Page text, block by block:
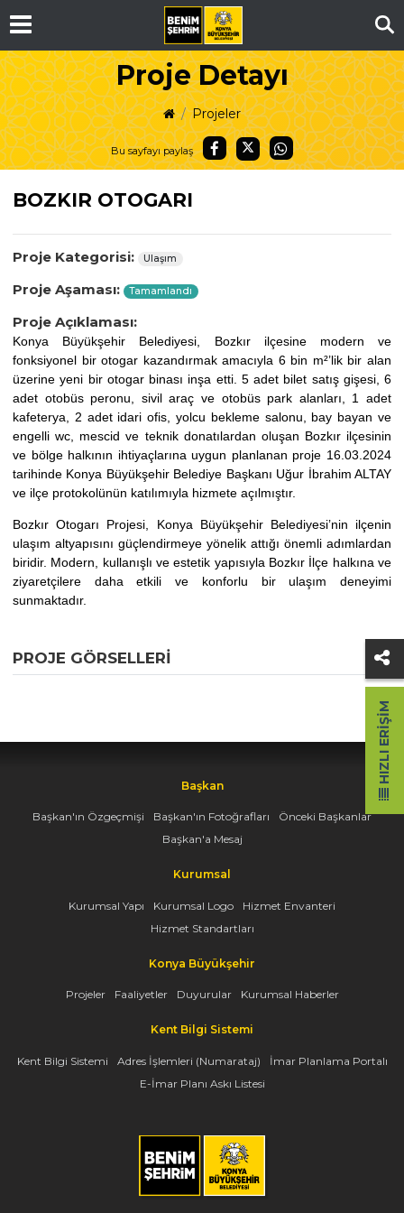
Proje Detayı
Projeler
Bu sayfayı paylaş
BOZKIR OTOGARI
Proje Kategorisi: Ulaşım
Proje Aşaması: Tamamlandı
Proje Açıklaması:
Konya Büyükşehir Belediyesi, Bozkır ilçesine modern ve
fonksiyonel bir otogar kazandırmak amacıyla 6 bin m²’lik bir alan
üzerine yeni bir otogar binası inşa etti. 5 adet bilet satış gişesi, 6
adet otobüs peronu, sivil araç ve otobüs park alanları, 1 adet
kafeterya, 2 adet idari ofis, yolcu bekleme salonu, bay bayan ve
engelli wc, mescid ve teknik donatılardan oluşan Bozkır ilçesinin
ve bölge halkının ihtiyaçlarına uygun planlanan proje 16.03.2024
tarihinde Konya Büyükşehir Belediye Başkanı Uğur İbrahim ALTAY
ve ilçe protokolünün katılımıyla hizmete açılmıştır.
Bozkır Otogarı Projesi, Konya Büyükşehir Belediyesi’nin ilçenin
ulaşım altyapısını güçlendirmeye yönelik attığı önemli adımlardan
biridir. Modern, kullanışlı ve estetik yapısıyla Bozkır İlçe halkına ve
ziyaretçilere daha etkili ve konforlu bir ulaşım deneyimi
sunmaktadır.
PROJE GÖRSELLERI
Başkan
Başkan'ın Özgeçmişi Başkan'ın Fotoğrafları
Önceki Başkanlar
Başkan'a Mesaj
Kurumsal
Kurumsal Yapı Kurumsal Logo
Hizmet Envanteri
Hizmet Standartları
Konya Büyükşehir
Projeler Faaliyetler Duyurular Kurumsal Haberler
Kent Bilgi Sistemi
Kent Bilgi Sistemi Adres İşlemleri (Numarataj)
İmar Planlama Portalı
E-İmar Planı Askı Listesi
HIZLI ERIŞIM